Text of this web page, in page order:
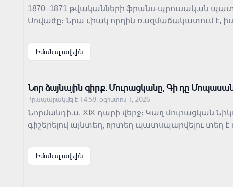
1870–1871 թվականների ֆրանս-պրուսական
Սովաժը։ Նրա միակ որդին ռազմաճակատում է,
կենտրոնում մայրական սերն է, կորուստը, վրեժը և
Իմանալ ավելին
Նոր ձայնային գիրք․ Մուրացկանը, Գի դը
Հրապարակվել է 14:58, օգոստոս 1, 2026
Նորմանդիա, XIX դարի վերջ։ Կաղ մուրացկան
գիշերելով այնտեղ, որտեղ պատսպարվելու տեղ է
շրջապատի անտարբերությունը աղքատության
Իմանալ ավելին